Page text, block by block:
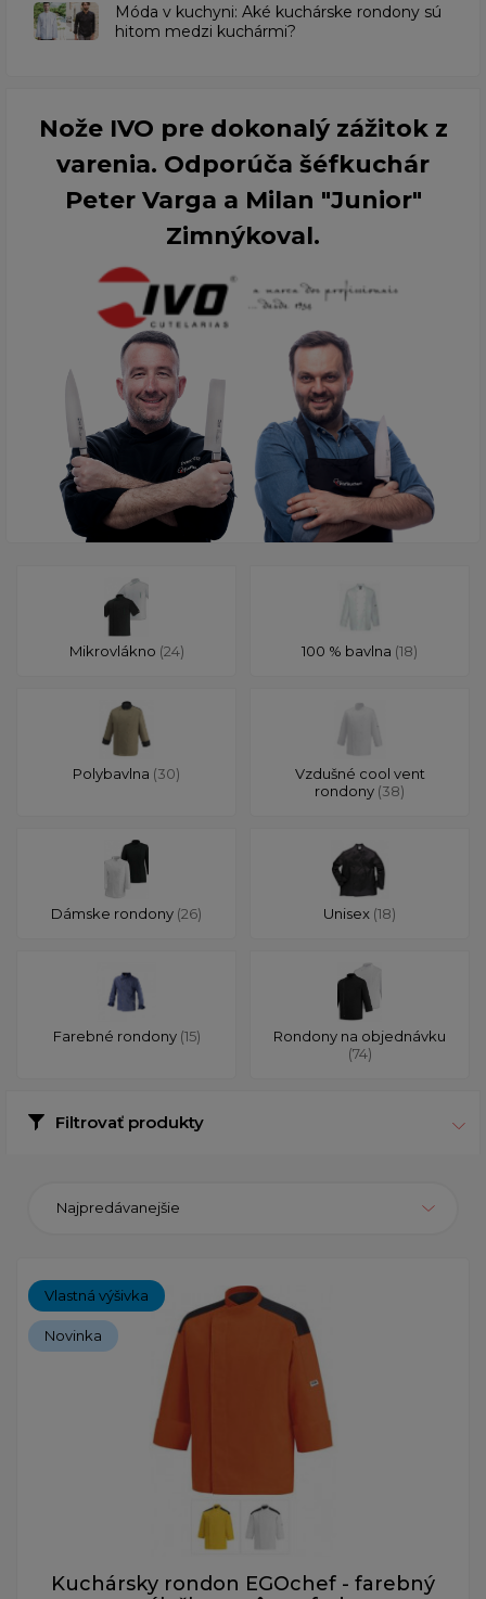
​Móda v kuchyni: Aké kuchárske rondony sú
hitom medzi kuchármi?
Nože IVO pre dokonalý zážitok z
varenia. Odporúča šéfkuchár
Peter Varga a Milan "Junior"
Zimnýkoval.
Mikrovlákno (24) 100 % bavlna (18)
Polybavlna (30)
Vzdušné cool vent
rondony (38)
Dámske rondony (26) Unisex (18)
Farebné rondony (15)
Rondony na objednávku
(74)
Filtrovať produkty
Najpredávanejšie
Vlastná výšivka
Novinka
Kuchársky rondon EGOchef - farebný